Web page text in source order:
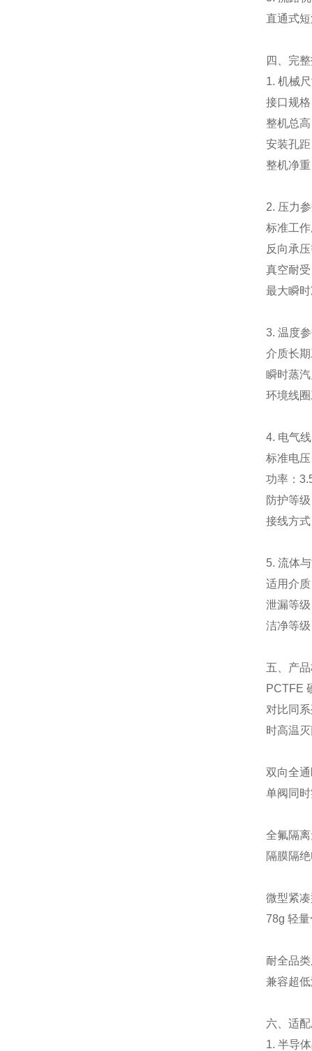
直通式
四、完
1. 机械
接口规
整机总
安装孔
整机净
2. 压力
标准工
反向承
真空耐
最大瞬
3. 温度
介质长
瞬时蒸
环境线
4. 电气
标准电
功率：
防护等
接线方
5. 流体
适用介
泄漏等
洁净等
五、产
PCTFE
对比同
时高温
双向全
单阀同
全氟隔
隔膜隔
微型紧
78g 轻
耐全品
兼容超
六、适
1. 半导